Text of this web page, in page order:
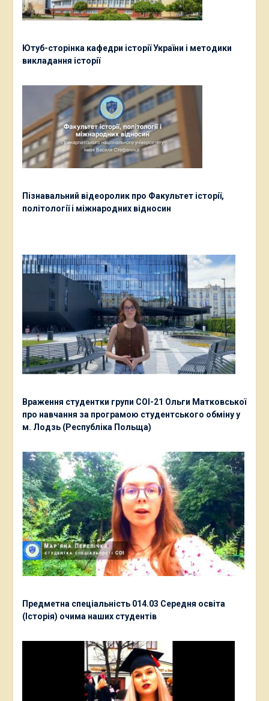
Ютуб-сторінка кафедри історії України і методики
викладання історії
Пізнавальний відеоролик про Факультет історії,
політології і міжнародних відносин
Враження студентки групи СОІ-21 Ольги Матковської
про навчання за програмою студентського обміну у
м. Лодзь (Республіка Польща)
Предметна спеціальність 014.03 Середня освіта
(Історія) очима наших студентів